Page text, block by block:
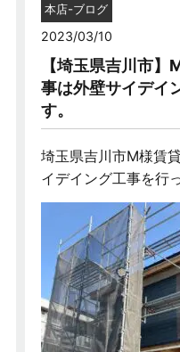
本店-ブログ
2023/03/10
【埼玉県吉川市
事は外壁サイデイ
す。
埼玉県吉川市M様賃
イデイング工事を行